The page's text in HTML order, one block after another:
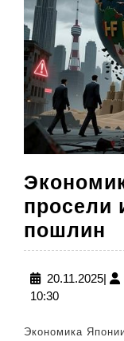
просели
пошлин
20.11.2025
10:30
Экономика